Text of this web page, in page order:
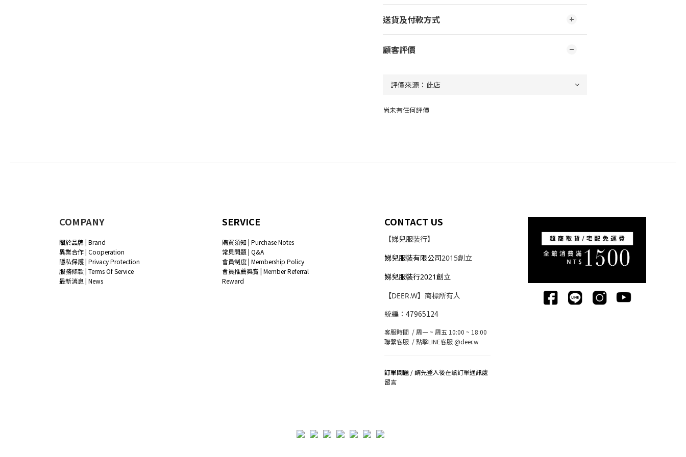
送貨及付款方式
顧客評價
尚未有任何評價
COMPANY
關於品牌 | Brand
異業合作 | Cooperation
隱私保護 | Privacy Protection
服務條款 | Terms Of Service
最新消息 | News
SERVICE
購買須知 | Purchase Notes
常見問題 | Q&A
會員制度 | Membership Policy
會員推薦獎賞 | Member Referral
Reward
CONTACT US
【娣兒服裝行】
娣兒服裝有限公司2015創立
娣兒服裝行2021創立
【DEER.W】商標所有人
統編：47965124
客服時間 / 周一 ~ 周五 10:00 ~ 18:00
聯繫客服 /點擊LINE客服 @deer.w
訂單問題 / 請先登入後在該訂單通訊處
留言